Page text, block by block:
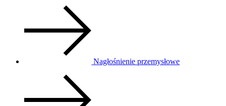
Nagłośnienie przemysłowe